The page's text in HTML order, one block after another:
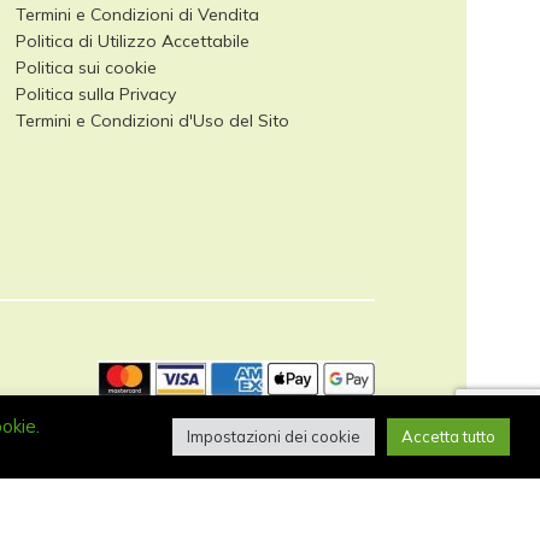
Termini e Condizioni di Vendita
Politica di Utilizzo Accettabile
Politica sui cookie
Politica sulla Privacy
Termini e Condizioni d'Uso del Sito
Impostazioni dei cookie Accetta tutto